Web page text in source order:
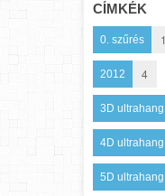
CÍMKÉK
0. szűrés 1
2012 4
3D ultrahang
4D ultrahang
5D ultrahang